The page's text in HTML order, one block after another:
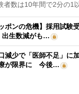
者数は10年間で2分の1
ポンの危機】採用試験
生数減がも…
減少で「医師不足」に
療が限界に 今後…